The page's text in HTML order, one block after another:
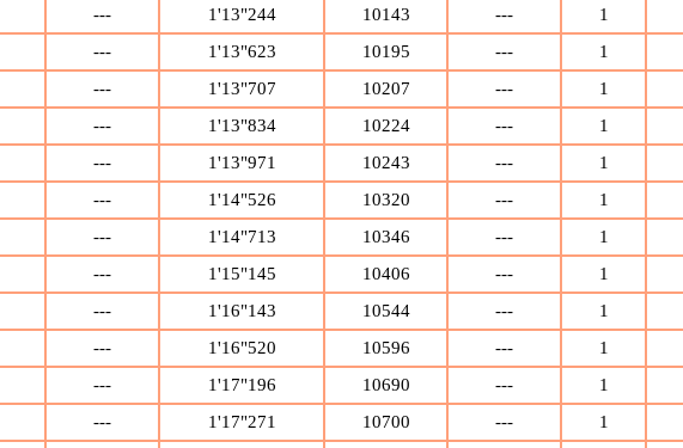
--- 1'13"244 10143 --- 1
--- 1'13"623 10195 --- 1
--- 1'13"707 10207 --- 1
--- 1'13"834 10224 --- 1
--- 1'13"971 10243 --- 1
--- 1'14"526 10320 --- 1
--- 1'14"713 10346 --- 1
--- 1'15"145 10406 --- 1
--- 1'16"143 10544 --- 1
--- 1'16"520 10596 --- 1
--- 1'17"196 10690 --- 1
--- 1'17"271 10700 --- 1